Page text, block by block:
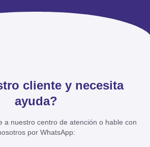
cliente y necesita
ayuda?
a nuestro centro de atención o hable con
por WhatsApp: